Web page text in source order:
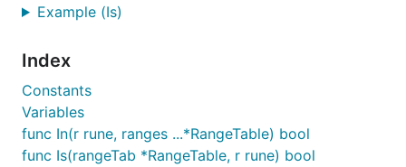
Example (Is)
Index
Constants
Variables
func In(r rune, ranges ...*RangeTable) bool
func Is(rangeTab *RangeTable, r rune) bool